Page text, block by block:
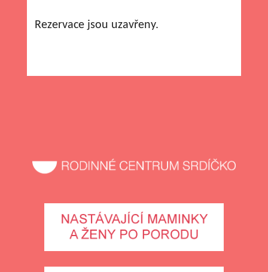
Rezervace jsou uzavřeny.